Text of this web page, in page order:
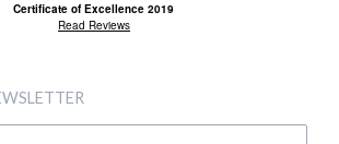
Certificate of Excellence 2019
Read Reviews